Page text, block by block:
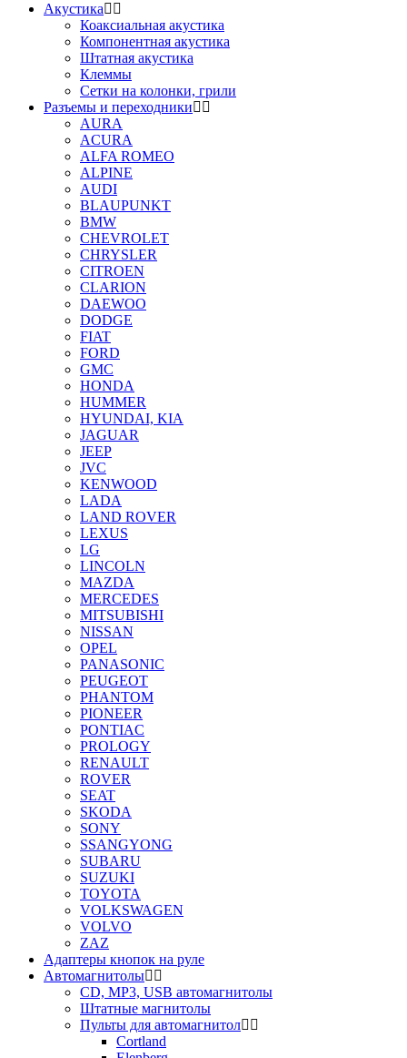
Акустика
Коаксиальная акустика
Компонентная акустика
Штатная акустика
Клеммы
Сетки на колонки, грили
Разъемы и переходники
AURA
ACURA
ALFA ROMEO
ALPINE
AUDI
BLAUPUNKT
BMW
CHEVROLET
CHRYSLER
CITROEN
CLARION
DAEWOO
DODGE
FIAT
FORD
GMC
HONDA
HUMMER
HYUNDAI, KIA
JAGUAR
JEEP
JVC
KENWOOD
LADA
LAND ROVER
LEXUS
LG
LINCOLN
MAZDA
MERCEDES
MITSUBISHI
NISSAN
OPEL
PANASONIC
PEUGEOT
PHANTOM
PIONEER
PONTIAC
PROLOGY
RENAULT
ROVER
SEAT
SKODA
SONY
SSANGYONG
SUBARU
SUZUKI
TOYOTA
VOLKSWAGEN
VOLVO
ZAZ
Адаптеры кнопок на руле
Автомагнитолы
CD, MP3, USB автомагнитолы
Штатные магнитолы
Пульты для автомагнитол
Cortland